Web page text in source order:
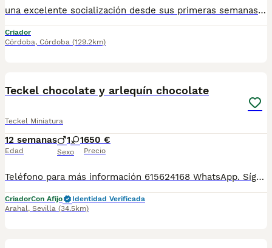
una excelente socialización desde sus primeras semanas de vida, estaremos encantados de ayudarte. 🚚 Realizamos entregas en toda España, con especial frecuencia en Andalucía: Sevilla, Málaga, Cádiz, Córdoba, Granada, Jaén, Huelva y Almería. También entregamos habitualmente en Marbella, Jerez de la Frontera, Estepona, Fuengirola, Benalmádena, Mijas, Dos Hermanas y cualquier punto de España. Entrega 100% a contrarreembolso. No tendrás que adelantar el importe del cachorro. Lo recibirás en la puerta de tu casa mediante transporte especializado y podrás comprobar que todo está correcto antes de realizar el pago. Nuestros cachorros se entregan: ✅ Vacunados y desparasitados según su edad. ✅ Con microchip, cartilla veterinaria y documentación al día. ✅ Revisados veterinariamente antes de salir de nuestras instalaciones. ✅ Procedentes de excelentes líneas, seleccionadas por salud, carácter y morfología. ✅ Perfectamente socializados y acostumbrados al contacto diario con personas. ✅ Iniciados en el aprendizaje para hacer sus necesidades sobre empapador, facilitando su adaptación al nuevo hogar.670864332
Criador
Córdoba, Córdoba (129.2km)
Teckel chocolate y arlequín chocolate
Teckel Miniatura
12 semanas
Edad
1 1
Sexo
650 €
Precio
Teléfono para más información 615624168 WhatsApp. Síguenos en Instagram y Tik: IMPERIO DE LA CAMPIÑA Cachorros teckel hembras y machos. Nuestra manera de trabajar siempre está basada en una cria y selección responsable respetando en todo momento el bienestar animal y criando a nuestros peques en un ambiente familiar. Se entregan con 60 dias en adelante desparasitados con cartilla y revisión veterinaria. Garantía sanitaria frente enfermedades viricas desde que salen de casa y durante el periodo de incubación. Entregamos en toda España, disponemos de transporte de mascotas legalizado, totalmente acondicionado y siempre bajo la supervision de profesionales. Los precios pueden variar según las características del cachorro.
CriadorCon Afijo
Identidad Verificada
Arahal, Sevilla (34.5km)